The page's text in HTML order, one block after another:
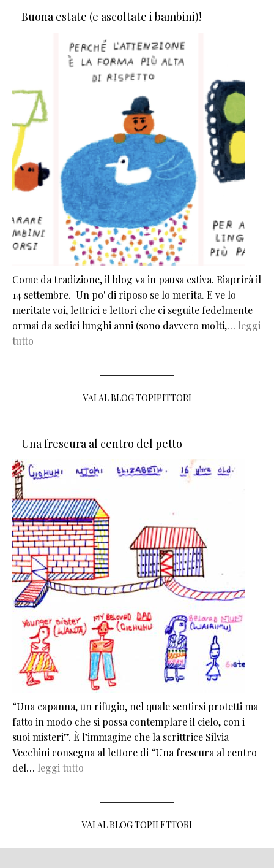
Buona estate (e ascoltate i bambini)!
Come da tradizione, il blog va in pausa estiva. Riaprirà il
14 settembre. Un po' di riposo se lo merita. E ve lo
meritate voi, lettrici e lettori che ci seguite fedelmente
ormai da sedici lunghi anni (sono davvero molti,… leggi
tutto
VAI AL BLOG TOPIPITTORI
Una frescura al centro del petto
“Una capanna, un rifugio, nel quale sentirsi protetti ma
fatto in modo che si possa contemplare il cielo, con i
suoi misteri”. È l’immagine che la scrittrice Silvia
Vecchini consegna al lettore di “Una frescura al centro
del… leggi tutto
VAI AL BLOG TOPILETTORI